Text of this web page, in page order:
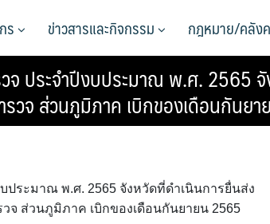
ร ข่าวสารและกิจกรรม กฎหมาย/คลัง
จ ประจำปีงบประมาณ พ.ศ. 2565
วจ ส่วนภูมิภาค เบิกของเดือนกันย
ประมาณ พ.ศ. 2565 จังหวัดที่ดำเนินการยื่นส่ง
จ ส่วนภูมิภาค เบิกของเดือนกันยายน 2565